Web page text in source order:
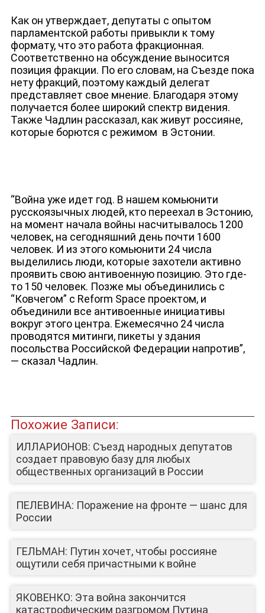
ЮТУБ-КАНАЛ
Как он утверждает, депутаты с опытом
парламентской работы привыкли к тому
формату, что это работа фракционная.
Соответственно на обсуждение выносится
позиция фракции. По его словам, на Съезде пока
нету фракций, поэтому каждый делегат
представляет свое мнение. Благодаря этому
получается более широкий спектр видения.
Также Чадлин рассказал, как живут россияне,
которые борются с режимом в Эстонии.
“Война уже идет год. В нашем комьюнити
русскоязычных людей, кто переехал в Эстонию,
на момент начала войны насчитывалось 1200
человек, на сегодняшний день почти 1600
человек. И из этого комьюнити 24 числа
выделились люди, которые захотели активно
проявить свою антивоенную позицию. Это где-
то 150 человек. Позже мы объединились с
“Ковчегом” с Reform Space проектом, и
объединили все антивоенные инициативы
вокруг этого центра. Ежемесячно 24 числа
проводятся митинги, пикеты у здания
посольства Российской Федерации напротив”,
— сказал Чадлин.
Похожие Записи:
ИЛЛАРИОНОВ: Съезд народных депутатов
создает правовую базу для любых
общественных организаций в России
ПЕЛЕВИНА: Поражение на фронте — шанс для
России
ГЕЛЬМАН: Путин хочет, чтобы россияне
ощутили себя причастными к войне
ЯКОВЕНКО: Эта война закончится
катастрофическим разгромом Путина